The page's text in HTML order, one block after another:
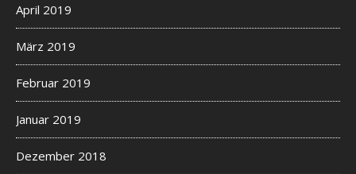
April 2019
März 2019
Februar 2019
Januar 2019
Dezember 2018